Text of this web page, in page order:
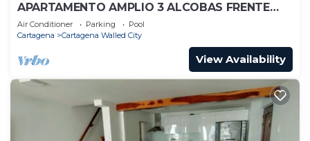
APARTAMENTO AMPLIO 3 ALCOBAS FRENTE
PLAY
Air Conditioner Parking
Pool
Cartagena
Cartagena Walled City
View Availability